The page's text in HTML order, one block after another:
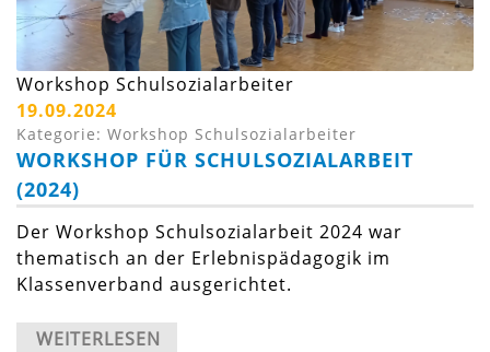
Workshop Schulsozialarbeiter
19.09.2024
Kategorie: Workshop Schulsozialarbeiter
WORKSHOP FÜR SCHULSOZIALARBEIT
(2024)
Der Workshop Schulsozialarbeit 2024 war
thematisch an der Erlebnispädagogik im
Klassenverband ausgerichtet.
WEITERLESEN